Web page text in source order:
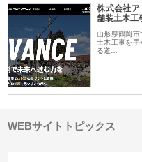
株式会社
舗装土木工
山形県鶴岡市
土木工事を手
る道…
WEBサイトトピックス